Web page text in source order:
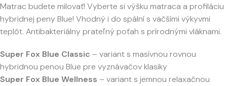
Matrac budete milovať! Vyberte si výšku matraca a profiláciu
hybridnej peny Blue! Vhodný i do spální s väčšími výkyvmi
teplôt. Antibakteriálny prateľný poťah s prírodnými vláknami.
Super Fox Blue Classic – variant s masívnou rovnou
hybridnou penou Blue pre vyznávačov klasiky
Super Fox Blue Wellness – variant s jemnou relaxačnou